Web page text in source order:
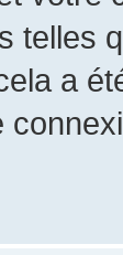
telles
a